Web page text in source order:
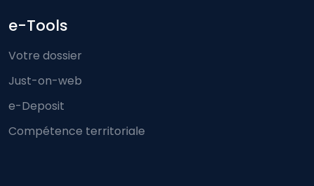
e-Tools
Votre dossier
Just-on-web
e-Deposit
Compétence territoriale